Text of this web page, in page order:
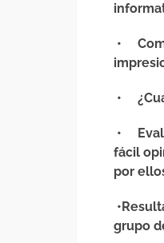
•
•
•
fácil
por
•
grupo